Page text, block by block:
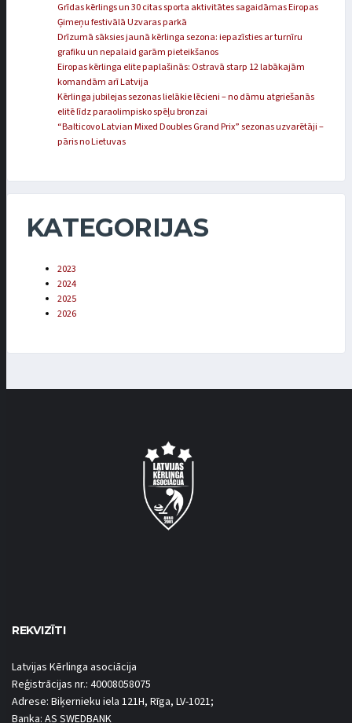
Grīdas kērlings un 30 citas sporta aktivitātes sagaidāmas Eiropas
Ģimeņu festivālā Uzvaras parkā
Drīzumā sāksies jaunā kērlinga sezona: iepazīsties ar turnīru
grafiku un nepalaid garām pieteikšanos
Eiropas kērlinga elite paplašinās: Ostravā starp 12 labākajām
komandām arī Latvija
Kērlinga jubilejas sezonas lielākie lēcieni – no dāmu atgriešanās
elitē līdz paraolimpisko spēļu bronzai
“Balticovo Latvian Mixed Doubles Grand Prix” sezonas uzvarētāji –
pāris no Lietuvas
KATEGORIJAS
2023
2024
2025
2026
REKVIZĪTI
Latvijas Kērlinga asociācija
Reģistrācijas nr.: 40008058075
Adrese: Biķernieku iela 121H, Rīga, LV-1021;
Banka: AS SWEDBANK